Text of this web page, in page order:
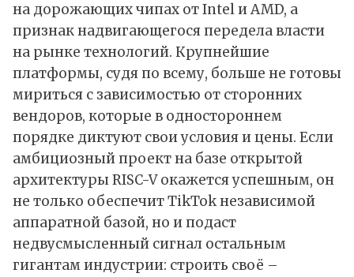
на дорожающих чипах от Intel и AMD, а
признак надвигающегося передела власти
на рынке технологий. Крупнейшие
платформы, судя по всему, больше не готовы
мириться с зависимостью от сторонних
вендоров, которые в одностороннем
порядке диктуют свои условия и цены. Если
амбициозный проект на базе открытой
архитектуры RISC-V окажется успешным, он
не только обеспечит TikTok независимой
аппаратной базой, но и подаст
недвусмысленный сигнал остальным
гигантам индустрии: строить своё –